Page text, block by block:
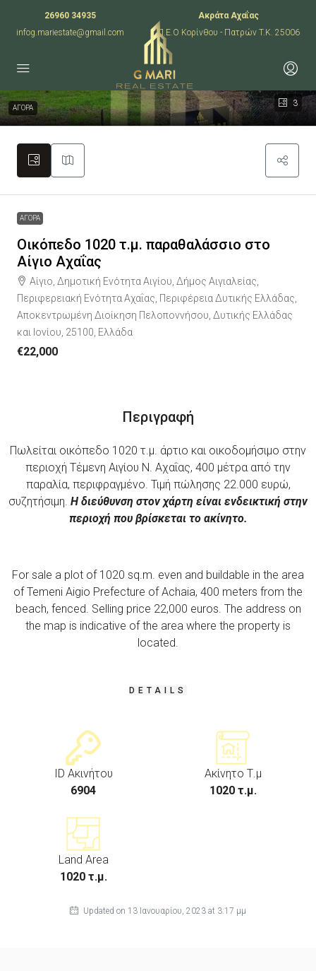
26960 34935
infog.mariestate@gmail.com
Ακράτα Αχαΐας
Π.Ε.Ο Κορίνθου - Πατρών T.K. 25006
3
ΑΓΟΡΑ
ΑΓΟΡΑ
Οικόπεδο 1020 τ.μ. παραθαλάσσιο στο
Αίγιο Αχαΐας
Αίγιο, Δημοτική Ενότητα Αιγίου, Δήμος Αιγιαλείας,
Περιφερειακή Ενότητα Αχαΐας, Περιφέρεια Δυτικής Ελλάδας,
Αποκεντρωμένη Διοίκηση Πελοποννήσου, Δυτικής Ελλάδας
και Ιονίου, 25100, Ελλάδα
€22,000
Περιγραφή
Πωλείται οικόπεδο 1020 τ.μ. άρτιο και οικοδομήσιμο στην
περιοχή Τέμενη Αιγίου Ν. Αχαΐας, 400 μέτρα από την
παραλία, περιφραγμένο. Τιμή πώλησης 22.000 ευρώ,
συζητήσιμη. Η διεύθυνση στον χάρτη είναι ενδεικτική στην
περιοχή που βρίσκεται το ακίνητο.
For sale a plot of 1020 sq.m. even and buildable in the area
of ​​Temeni Aigio Prefecture of Achaia, 400 meters from the
beach, fenced. Selling price 22,000 euros. The address on
the map is indicative of the area where the property is
located.
DETAILS
ID Ακινήτου
6904
Ακίνητο Τ.μ
1020 τ.μ.
Land Area
1020 τ.μ.
Updated on 13 Ιανουαρίου, 2023 at 3:17 μμ